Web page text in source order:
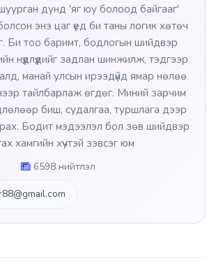
дунд 'яг юу болоод байгааг'
энэ цаг үед би таны логик хөтөч
Би тоо баримт, бодлогын шийдвэр
нүүдлүүдийг задлан шинжилж, тэдгээр
манай улсын ирээдүйд ямар нөлөө
тайлбарлаж өгдөг. Миний зарчим
биш, судалгаа, туршлага дээр
Бодит мэдээлэл бол зөв шийдвэр
хамгийн хүчтэй зэвсэг юм
6598 нийтлэл